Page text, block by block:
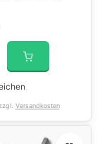
Versandkosten